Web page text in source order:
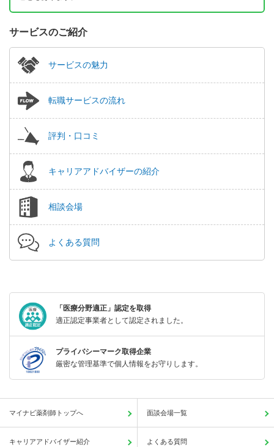
サービスのご紹介
サービスの魅力
転職サービスの流れ
評判・口コミ
キャリアアドバイザーの紹介
相談会場
よくある質問
「医療分野適正」認定を取得
適正認定事業者として認定されました。
プライバシーマーク取得企業
厳密な管理基準で個人情報をお守りします。
マイナビ薬剤師トップへ 面談会場一覧
キャリアアドバイザー紹介 よくある質問